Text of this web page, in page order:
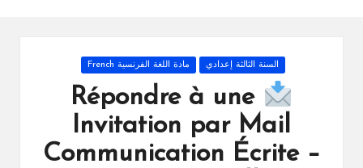
Posted
in
السنة الثالثة إعدادي مادة اللغة الفرنسية French
Répondre à une
Invitation par Mail
Communication Écrite –